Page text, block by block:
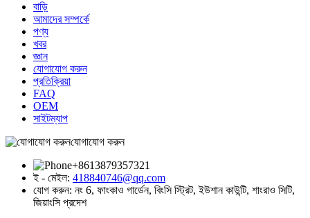
বাড়ি
আমাদের সম্পর্কে
পণ্য
খবর
জ্ঞান
যোগাযোগ করুন
প্রতিক্রিয়া
FAQ
OEM
সাইটম্যাপ
যোগাযোগ করুন
+8613879357321
ই - মেইল: 418840746@qq.com
যোগ করুন: নং 6, ফাংকাও গার্ডেন, বিংসি স্ট্রিট, ইউশান কাউন্টি, শাংরাও সিটি,
জিয়াংসি প্রদেশ